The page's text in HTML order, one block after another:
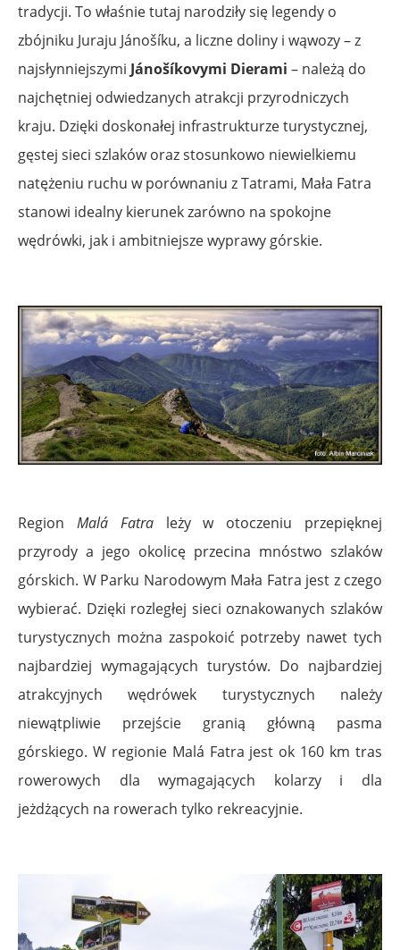
tradycji. To właśnie tutaj narodziły się legendy o
zbójniku Juraju Jánošíku, a liczne doliny i wąwozy – z
najsłynniejszymi Jánošíkovymi Dierami – należą do
najchętniej odwiedzanych atrakcji przyrodniczych
kraju. Dzięki doskonałej infrastrukturze turystycznej,
gęstej sieci szlaków oraz stosunkowo niewielkiemu
natężeniu ruchu w porównaniu z Tatrami, Mała Fatra
stanowi idealny kierunek zarówno na spokojne
wędrówki, jak i ambitniejsze wyprawy górskie.
Region Malá Fatra leży w otoczeniu przepięknej
przyrody a jego okolicę przecina mnóstwo szlaków
górskich. W Parku Narodowym Mała Fatra jest z czego
wybierać. Dzięki rozległej sieci oznakowanych szlaków
turystycznych można zaspokoić potrzeby nawet tych
najbardziej wymagających turystów. Do najbardziej
atrakcyjnych wędrówek turystycznych należy
niewątpliwie przejście granią główną pasma
górskiego. W regionie Malá Fatra jest ok 160 km tras
rowerowych dla wymagających kolarzy i dla
jeżdżących na rowerach tylko rekreacyjnie.